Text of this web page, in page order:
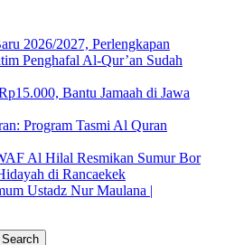
2026/2027, Perlengkapan
Penghafal Al-Qur’an Sudah
Bantu Jamaah di Jawa
Program Tasmi Al Quran
Al Hilal Resmikan Sumur Bor
di Rancaekek
Ustadz Nur Maulana |